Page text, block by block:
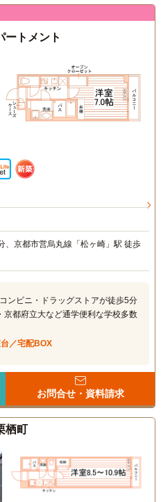
ートメント
、京都市営烏丸線「松ヶ崎」駅 徒歩
ンビニ・ドラッグストアが徒歩5分
京都府立大など通学便利な学校多数
／宅配BOX
お問合せ・資料請求
町